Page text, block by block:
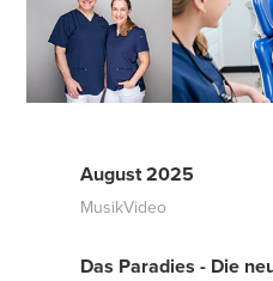
August 2025
MusikVideo
Das Paradies - Die